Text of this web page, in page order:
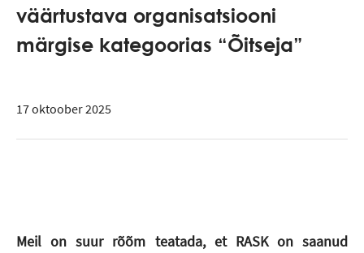
väärtustava organisatsiooni
märgise kategoorias “Õitseja”
17 oktoober 2025
Meil on suur rõõm teatada, et RASK on saanud